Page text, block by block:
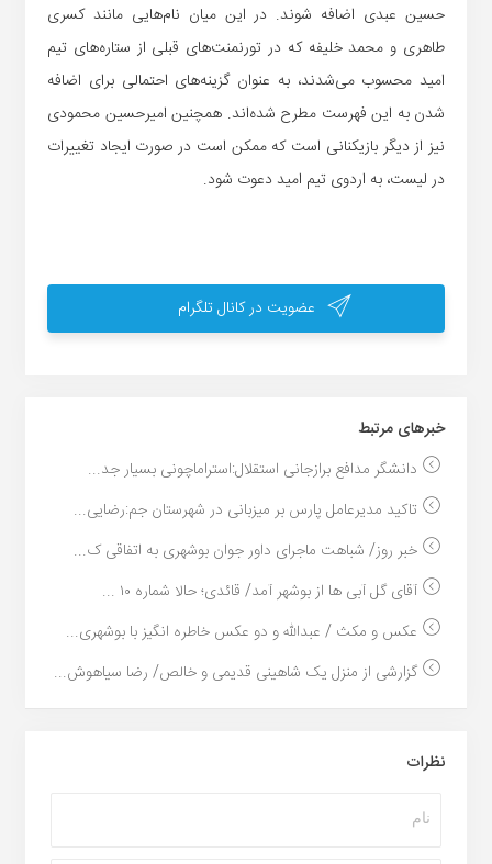
حسین عبدی اضافه شوند. در این میان نام‌هایی مانند کسری
طاهری و محمد خلیفه که در تورنمنت‌های قبلی از ستاره‌های تیم
امید محسوب می‌شدند، به عنوان گزینه‌های احتمالی برای اضافه
شدن به این فهرست مطرح شده‌اند. همچنین امیرحسین محمودی
نیز از دیگر بازیکنانی است که ممکن است در صورت ایجاد تغییرات
در لیست، به اردوی تیم امید دعوت شود.
عضویت در کانال تلگرام
خبر‌های مرتبط
دانشگر مدافع برازجانی استقلال:استراماچونی بسیار جد...
تاکید مدیرعامل پارس بر میزبانی در شهرستان جم:رضایی...
خبر روز/ شباهت ماجرای داور جوان بوشهری به اتفاقی ک...
آقای گل آبی ها از بوشهر آمد/ قائدی؛ حالا شماره ۱۰ ...
عکس و مکث / عبدالله و دو عکس خاطره انگیز با بوشهری...
گزارشی از منزل یک شاهینی قدیمی و خالص/ رضا سیاهوش...
نظرات